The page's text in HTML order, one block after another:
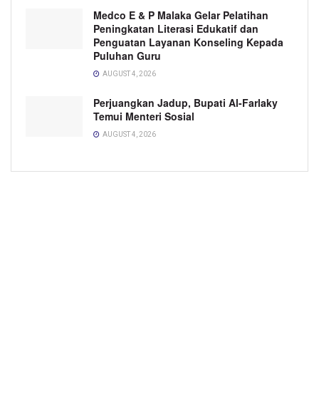
Medco E & P Malaka Gelar Pelatihan
Peningkatan Literasi Edukatif dan
Penguatan Layanan Konseling Kepada
Puluhan Guru
AUGUST 4, 2026
Perjuangkan Jadup, Bupati Al-Farlaky
Temui Menteri Sosial
AUGUST 4, 2026